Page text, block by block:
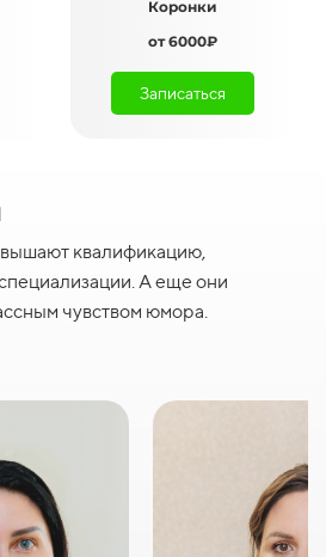
Коронки
от 6000₽
Записаться
квалификацию,
А еще они
чувством юмора.